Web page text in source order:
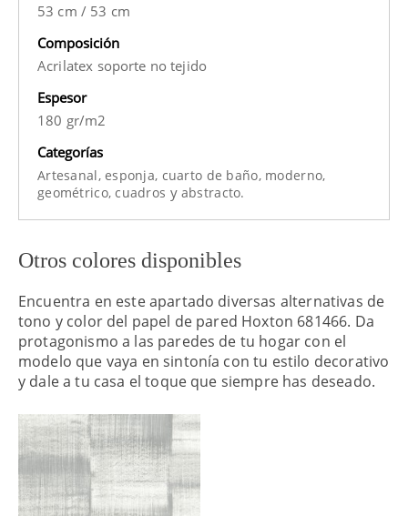
53 cm / 53 cm
Composición
Acrilatex soporte no tejido
Espesor
180 gr/m2
Categorías
Artesanal,esponja, cuarto de baño, moderno,
geométrico,cuadros y abstracto.
Otros colores disponibles
Encuentra en este apartado diversas alternativas de
tono y color del papel de pared Hoxton 681466. Da
protagonismo a las paredes de tu hogar con el
modelo que vaya en sintonía con tu estilo decorativo
y dale a tu casa el toque que siempre has deseado.